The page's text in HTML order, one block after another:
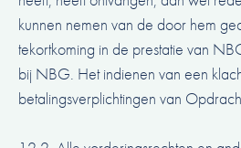
kunnen nemen van de door hem
tekortkoming in de prestatie van
bij NBG. Het indienen van een
betalingsverplichtingen van